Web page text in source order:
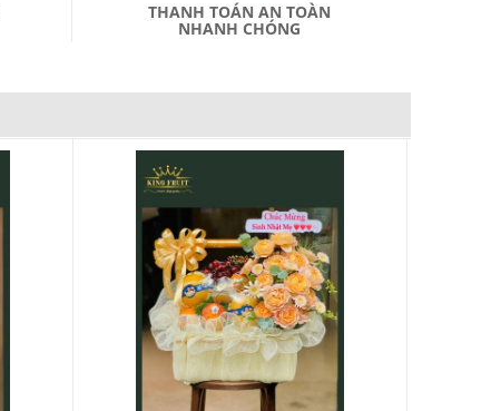
THANH TOÁN AN TOÀN
NHANH CHÓNG